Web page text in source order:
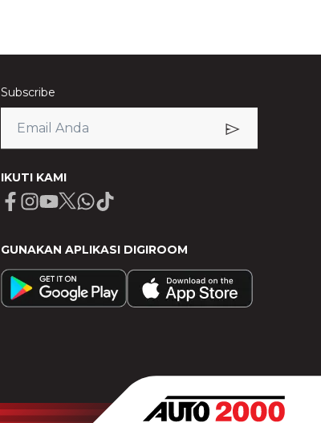
Subscribe
IKUTI KAMI
Facebook
Instagram
Youtube
X Whatsapp
Tiktok
GUNAKAN APLIKASI DIGIROOM